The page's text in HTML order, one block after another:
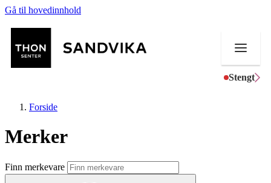
Gå til hovedinnhold
Stengt
Butikker
Forside
Merker
Finn merkevare